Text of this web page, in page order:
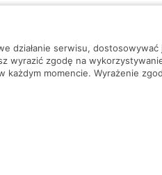
działanie serwisu,
wyrazić zgodę na
momencie. Wyrażenie